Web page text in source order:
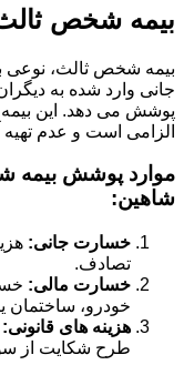
بیمه شخص
بیمه شخص ثالث، نوعی
جانی وارد شده به
پوشش می دهد. این بیمه
الزامی است و عدم
موارد پوشش بیمه
شاهین:
خسارت جانی:
تصادف.
خسارت مالی:
خودرو، ساختمان
هزینه های قانونی:
طرح شکایت از